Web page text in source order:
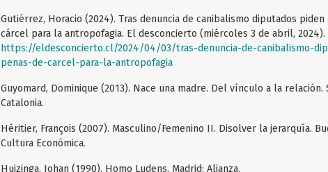
Gutiérrez, Horacio (2024). Tras denuncia de canibalismo diputados
cárcel para la antropofagia. El desconcierto (miércoles 3 de abril, 2024).
https://eldesconcierto.cl/2024/04/03/tras-denuncia-de-canibalismo-
penas-de-carcel-para-la-antropofagia
Guyomard, Dominique (2013). Nace una madre. Del vínculo a la relación.
Catalonia.
Héritier, François (2007). Masculino/Femenino II. Disolver la jerarquía.
Cultura Económica.
Huizinga, Johan (1990). Homo Ludens. Madrid: Alianza.